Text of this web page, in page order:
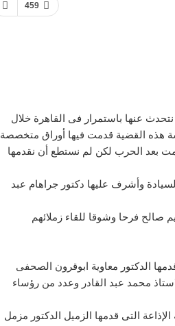
459
عنها باستمرار فى القاهرة خلال
هذه القضية قدمت فيها أوراق متخصصة
بعد الحرب لكن لم نستطع أن نقدمها
وأشرف عليها دكتور جراهام عبد
صالح فرحا وشوقا للقاء زملائهم
الدكتور معاوية ابوقرون الصحفى
محمد عبد القادر وعدد من رؤساء
التى قدمها الزميل الدكتور مزمل